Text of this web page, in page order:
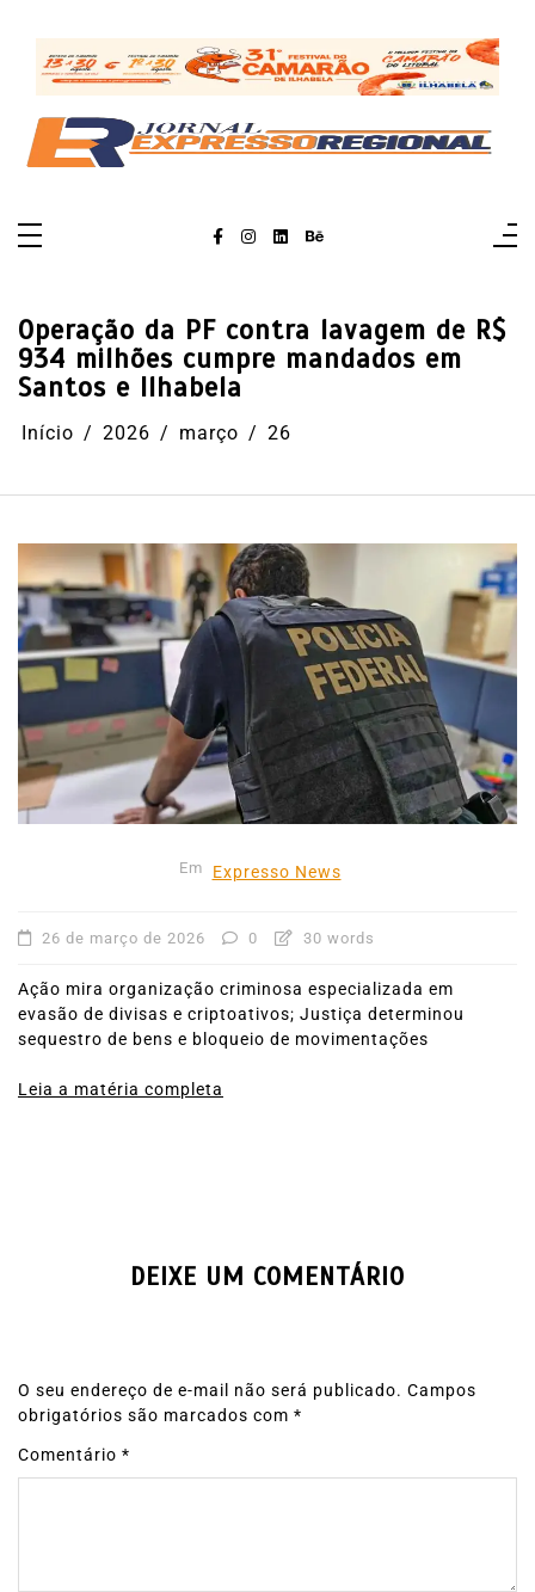
conteúdo
Operação da PF contra lavagem de R$
934 milhões cumpre mandados em
Santos e Ilhabela
Início 2026 março 26
Em Expresso News
26 de março de 2026 0 30 words
Ação mira organização criminosa especializada em
evasão de divisas e criptoativos; Justiça determinou
sequestro de bens e bloqueio de movimentações
Leia a matéria completa
DEIXE UM COMENTÁRIO
O seu endereço de e-mail não será publicado. Campos
obrigatórios são marcados com *
Comentário *